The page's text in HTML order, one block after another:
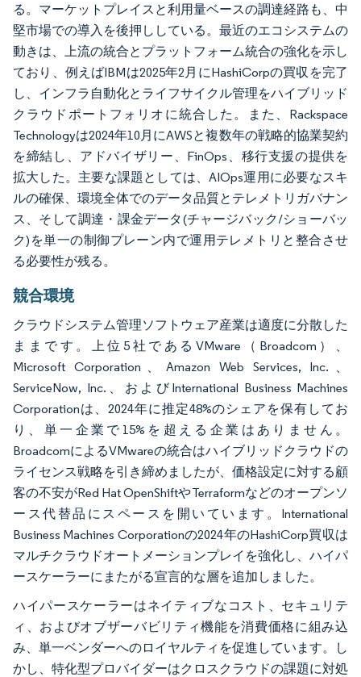
る。マーケットプレイスと利用量ベースの調達経路も、中
堅市場での導入を後押ししている。最近のエコシステムの
動きは、上流の統合とプラットフォーム統合の強化を示し
ており、例えばIBMは2025年2月にHashiCorpの買収を完了
し、インフラ自動化とライフサイクル管理をハイブリッド
クラウドポートフォリオに統合した。また、Rackspace
Technologyは2024年10月にAWSと複数年の戦略的協業契約
を締結し、アドバイザリー、FinOps、移行支援の提供を
拡大した。主要な課題としては、AIOps運用に必要なスキ
ルの確保、環境全体でのデータ品質とテレメトリガバナン
ス、そして調達・課金データ(チャージバック/ショーバッ
ク)を単一の制御プレーン内で運用テレメトリと整合させ
る必要性が残る。
競合環境
クラウドシステム管理ソフトウェア産業は適度に分散した
ままです。上位5社であるVMware（Broadcom）、
Microsoft Corporation、Amazon Web Services, Inc.、
ServiceNow, Inc.、およびInternational Business Machines
Corporationは、2024年に推定48%のシェアを保有してお
り、単一企業で15%を超える企業はありません。
BroadcomによるVMwareの統合はハイブリッドクラウドの
ライセンス戦略を引き締めましたが、価格設定に対する顧
客の不安がRed Hat OpenShiftやTerraformなどのオープンソ
ース代替品にスペースを開いています。International
Business Machines Corporationの2024年のHashiCorp買収は
マルチクラウドオートメーションプレイを強化し、ハイパ
ースケーラーにまたがる宣言的な層を追加しました。
ハイパースケーラーはネイティブなコスト、セキュリテ
ィ、およびオブザーバビリティ機能を消費価格に組み込
み、単一ベンダーへのロイヤルティを促進しています。し
かし、特化型プロバイダーはクロスクラウドの課題に対処